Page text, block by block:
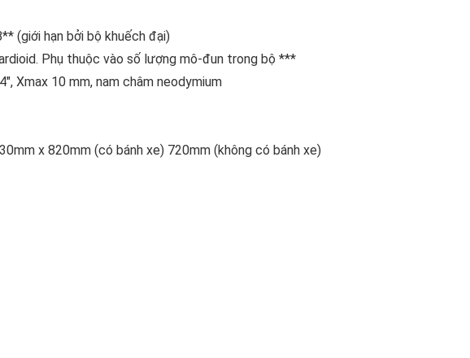
(giới hạn bởi bộ khuếch đại)
Phụ thuộc vào số lượng mô-đun trong bộ ***
Xmax 10 mm, nam châm neodymium
x 820mm (có bánh xe) 720mm (không có bánh xe)